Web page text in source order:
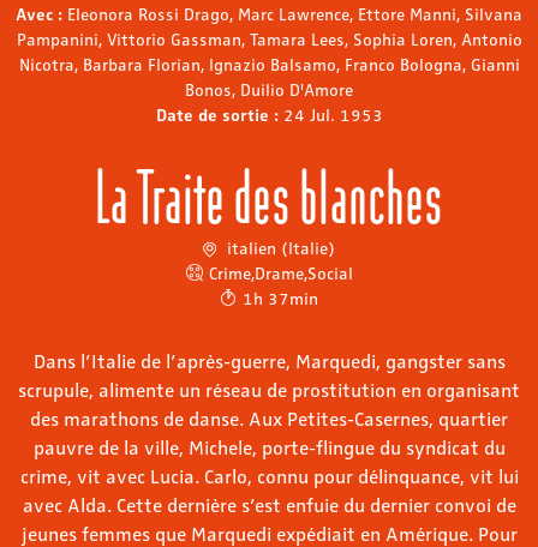
Avec : Eleonora Rossi Drago, Marc Lawrence, Ettore Manni, Silvana
Pampanini, Vittorio Gassman, Tamara Lees, Sophia Loren, Antonio
Nicotra, Barbara Florian, Ignazio Balsamo, Franco Bologna, Gianni
Bonos, Duilio D'Amore
Date de sortie : 24 Jul. 1953
La Traite des blanches
italien (Italie)
Crime,Drame,Social
1h 37min
Dans l’Italie de l’après-guerre, Marquedi, gangster sans
scrupule, alimente un réseau de prostitution en organisant
des marathons de danse. Aux Petites-Casernes, quartier
pauvre de la ville, Michele, porte-flingue du syndicat du
crime, vit avec Lucia. Carlo, connu pour délinquance, vit lui
avec Alda. Cette dernière s’est enfuie du dernier convoi de
jeunes femmes que Marquedi expédiait en Amérique. Pour